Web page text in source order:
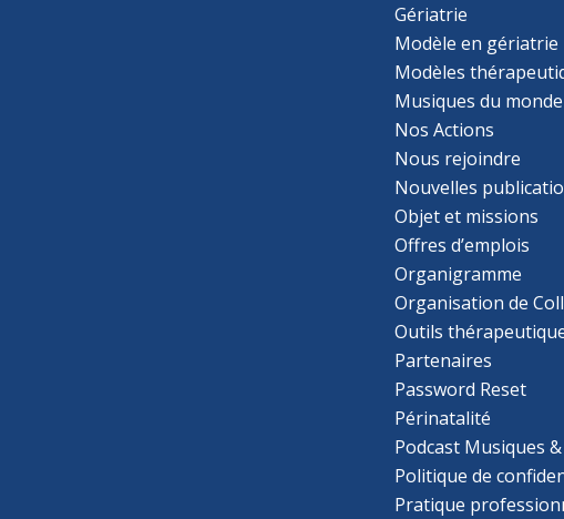
Gériatrie
Modèle en gériatrie
Modèles
Musiques du monde
Nos Actions
Nous rejoindre
Nouvelles
Objet et missions
Offres d’emplois
Organigramme
Organisation de
Outils
Partenaires
Password Reset
Périnatalité
Podcast Musiques
Politique de
Pratique